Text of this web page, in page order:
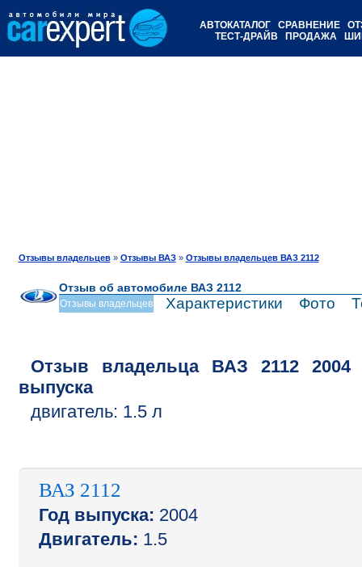
АВТОКАТАЛОГ СРАВНЕНИЕ
ТЕСТ-ДРАЙВ
ПРОДАЖА
Отзывы владельцев» Отзывы ВАЗ» Отзывы владельцев ВАЗ 2112
Отзыв об автомобиле ВАЗ 2112
Отзывы владельцев Характеристики Фото
Отзыв владельца ВАЗ 2112
2004
выпуска
двигатель: 1.5 л
ВАЗ 2112
Год выпуска: 2004
Двигатель: 1.5